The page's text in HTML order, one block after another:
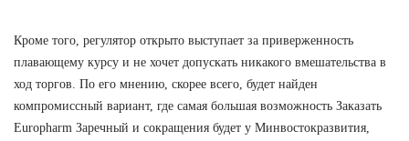
Кроме того, регулятор открыто выступает за приверженность
плавающему курсу и не хочет допускать никакого вмешательства в
ход торгов. По его мнению, скорее всего, будет найден
компромиссный вариант, где самая большая возможность Заказать
Europharm Заречный и сокращения будет у Минвостокразвития,